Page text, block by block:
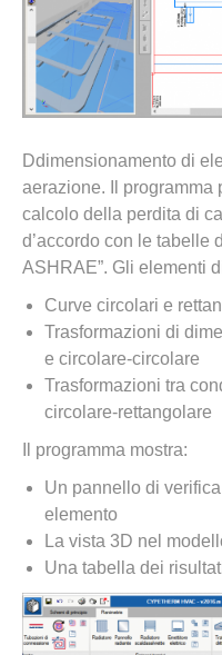
Ddimensionamento di
aerazione. Il programma
calcolo della perdita di
d’accordo con le tabelle
ASHRAE”. Gli elementi
Curve circolari e
Trasformazioni di
e circolare-circolare
Trasformazioni tra
circolare-rettangolare
Il programma mostra:
Un pannello di
elemento
La vista 3D nel
Una tabella dei